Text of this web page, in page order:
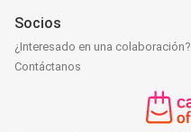
Socios
¿Interesado en una colaboración?
Contáctanos